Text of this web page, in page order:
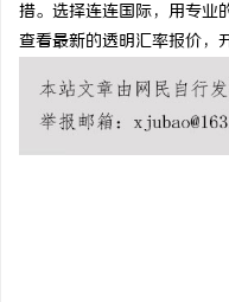
措。选择连连国际，用专业
查看最新的透明汇率报价，